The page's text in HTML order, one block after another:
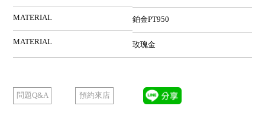
MATERIAL 鉑金PT950
MATERIAL 玫瑰金
問題Q&A 預約來店